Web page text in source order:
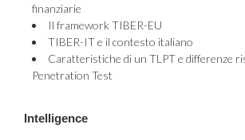
finanziarie
Il framework TIBER-EU
TIBER-IT e il contesto italiano
Caratteristiche di un TLPT e differenze
Penetration Test
Intelligence